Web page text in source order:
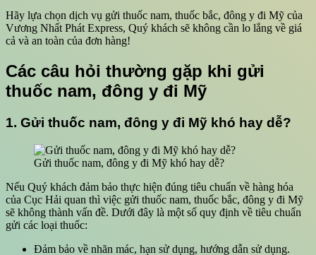
Hãy lựa chọn dịch vụ gửi thuốc nam, thuốc bắc, đông y đi Mỹ của
Vương Nhất Phát Express, Quý khách sẽ không cần lo lắng về giá
cả và an toàn của đơn hàng!
Các câu hỏi thường gặp khi gửi
thuốc nam, đông y đi Mỹ
1. Gửi thuốc nam, đông y đi Mỹ khó hay dễ?
Gửi thuốc nam, đông y đi Mỹ khó hay dễ?
Nếu Quý khách đảm bảo thực hiện đúng tiêu chuẩn về hàng hóa
của Cục Hải quan thì việc gửi thuốc nam, thuốc bắc, đông y đi Mỹ
sẽ không thành vấn đề. Dưới đây là một số quy định về tiêu chuẩn
gửi các loại thuốc:
Đảm bảo về nhãn mác, hạn sử dụng, hướng dẫn sử dụng.